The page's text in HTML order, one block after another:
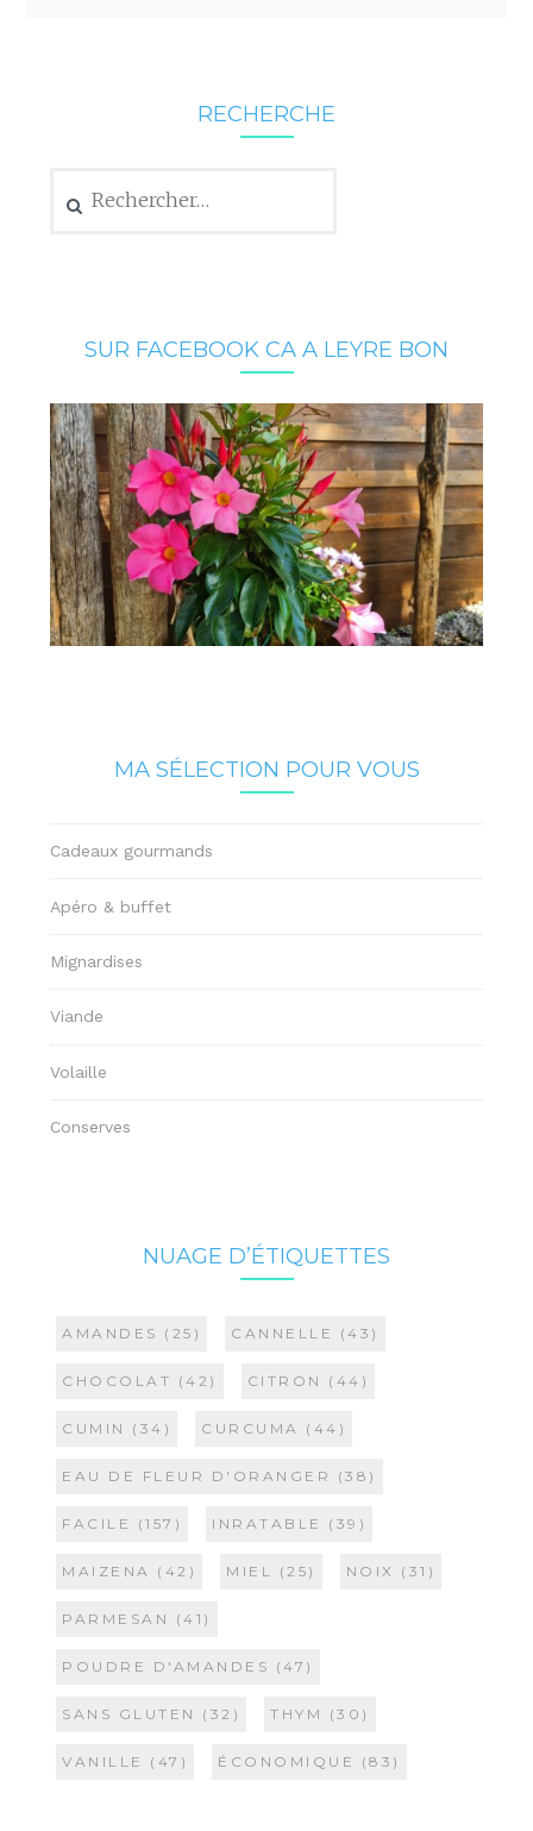
RECHERCHE
SUR FACEBOOK CA A LEYRE BON
MA SÉLECTION POUR VOUS
Cadeaux gourmands
Apéro & buffet
Mignardises
Viande
Volaille
Conserves
NUAGE D’ÉTIQUETTES
AMANDES (25) CANNELLE (43)
CHOCOLAT (42) CITRON (44)
CUMIN (34) CURCUMA (44)
EAU DE FLEUR D'ORANGER (38)
FACILE (157) INRATABLE (39)
MAIZENA (42) MIEL (25) NOIX (31)
PARMESAN (41)
POUDRE D'AMANDES (47)
SANS GLUTEN (32) THYM (30)
VANILLE (47) ÉCONOMIQUE (83)